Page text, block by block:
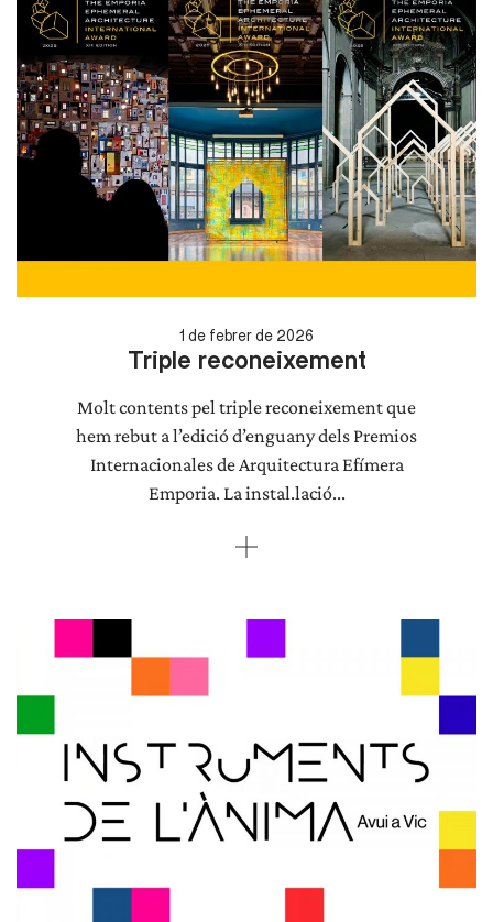
1 de febrer de 2026
Triple reconeixement
Molt contents pel triple reconeixement que
hem rebut a l’edició d’enguany dels Premios
Internacionales de Arquitectura Efímera
Emporia. La instal.lació...